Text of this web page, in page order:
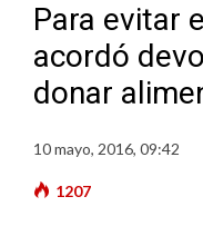
Para evitar
acordó
donar
10 mayo, 2016, 09:42
1207